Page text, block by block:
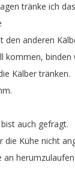
tränke ich das
den anderen
kommen, binden
Kälber tränken.
.
bist auch gefragt.
die Kühe nicht
an herumzulaufen